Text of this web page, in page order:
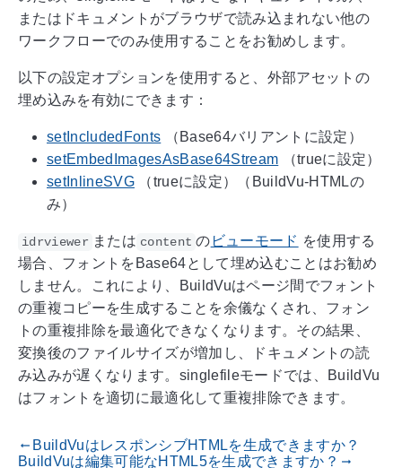
またはドキュメントがブラウザで読み込まれない他の
ワークフローでのみ使用することをお勧めします。
以下の設定オプションを使用すると、外部アセットの
埋め込みを有効にできます：
setIncludedFonts （Base64バリアントに設定）
setEmbedImagesAsBase64Stream （trueに設定）
setInlineSVG（trueに設定）（BuildVu-HTMLの
み）
idrviewer または content の ビューモード を使用する
場合、フォントをBase64として埋め込むことはお勧め
しません。これにより、BuildVuはページ間でフォント
の重複コピーを生成することを余儀なくされ、フォン
トの重複排除を最適化できなくなります。その結果、
変換後のファイルサイズが増加し、ドキュメントの読
み込みが遅くなります。singlefileモードでは、BuildVu
はフォントを適切に最適化して重複排除できます。
gdoc_arrow_left_alt BuildVuはレスポンシブHTMLを生成できますか？
BuildVuは編集可能なHTML5を生成できますか？ gdoc_arrow_right_alt